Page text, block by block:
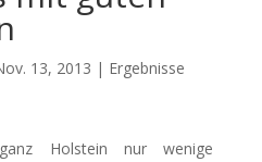
13, 2013 | Ergebnisse
Holstein nur wenige